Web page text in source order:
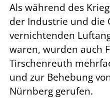
Als während des
der Industrie und die
vernichtenden
waren, wurden auch
Tirschenreuth
und zur Behebung
Nürnberg gerufen.